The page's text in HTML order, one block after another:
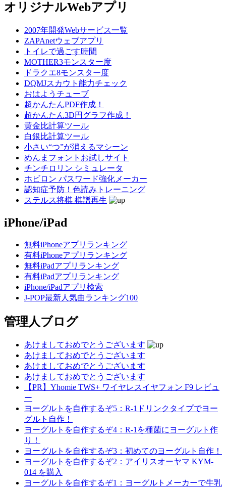
オリジナルWebアプリ
2007年開発Webサービス一覧
ZAPAnetウェブアプリ
トイレで過ごす時間
MOTHER3モンスター度
ドラクエ8モンスター度
DQMJスカウト能力チェック
おはようチューブ
超かんたんPDF作成！
超かんたん3D円グラフ作成！
黄金比計算ツール
白銀比計算ツール
小さい“つ”が消えるマシーン
めんまフォントお試しサイト
チンチロリン シミュレータ
ホビロン パスワード強化メーカー
認知症予防！色読みトレーニング
ステルス将棋 棋譜再生
iPhone/iPad
無料iPhoneアプリランキング
有料iPhoneアプリランキング
無料iPadアプリランキング
有料iPadアプリランキング
iPhone/iPadアプリ検索
J-POP最新人気曲ランキング100
管理人ブログ
あけましておめでとうございます
あけましておめでとうございます
あけましておめでとうございます
あけましておめでとうございます
【PR】Yhomie TWS+ ワイヤレスイヤフォン F9 レビュ
ー
ヨーグルトを自作するぞ5：R-1ドリンクタイプでヨー
グルト自作！
ヨーグルトを自作するぞ4：R-1を種菌にヨーグルト作
り！
ヨーグルトを自作するぞ3：初めてのヨーグルト自作！
ヨーグルトを自作するぞ2：アイリスオーヤマ KYM-
014 を購入
ヨーグルトを自作するぞ1：ヨーグルトメーカーで牛乳